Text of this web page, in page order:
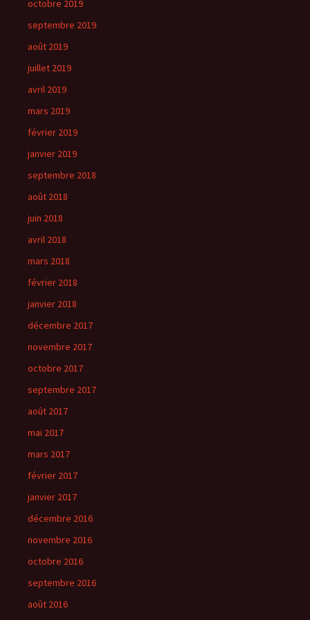
octobre 2019
septembre 2019
août 2019
juillet 2019
avril 2019
mars 2019
février 2019
janvier 2019
septembre 2018
août 2018
juin 2018
avril 2018
mars 2018
février 2018
janvier 2018
décembre 2017
novembre 2017
octobre 2017
septembre 2017
août 2017
mai 2017
mars 2017
février 2017
janvier 2017
décembre 2016
novembre 2016
octobre 2016
septembre 2016
août 2016